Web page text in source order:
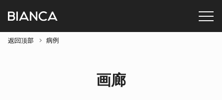
返回顶部 病例
画廊